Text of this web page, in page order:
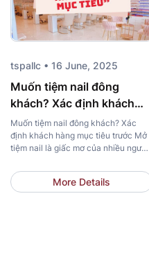
tspallc • 16 June, 2025
Muốn tiệm nail đông
khách? Xác định khách
hàng mục tiêu trước
Muốn tiệm nail đông khách? Xác
định khách hàng mục tiêu trước Mở
tiệm nail là giấc mơ của nhiều người,
tình trạng: đầu tư lớn, setup kỹ càng
– mà khách vẫn thưa thớt. Nếu bạn
More Details